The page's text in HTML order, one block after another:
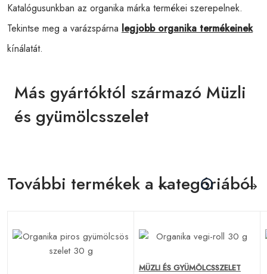
Katalógusunkban az organika márka termékei szerepelnek.
Tekintse meg a varázspárna legjobb organika termékeinek
kínálatát.
Más gyártóktól származó Müzli
és gyümölcsszelet
További termékek a kategóriából
MÜZLI ÉS GYÜMÖLCSSZELET